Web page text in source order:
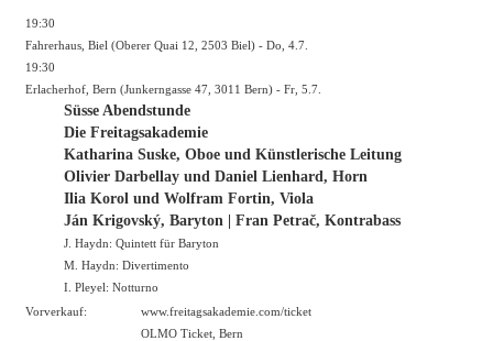
19:30
Fahrerhaus, Biel (Oberer Quai 12, 2503 Biel) - Do, 4.7.
19:30
Erlacherhof, Bern (Junkerngasse 47, 3011 Bern) - Fr, 5.7.
Süsse Abendstunde
Die Freitagsakademie
Katharina Suske, Oboe und Künstlerische Leitung
Olivier Darbellay und Daniel Lienhard, Horn
Ilia Korol und Wolfram Fortin, Viola
Ján Krigovský, Baryton | Fran Petrač, Kontrabass
J. Haydn: Quintett für Baryton
M. Haydn: Divertimento
I. Pleyel: Notturno
Vorverkauf:
www.freitagsakademie.com/ticket
OLMO Ticket, Bern